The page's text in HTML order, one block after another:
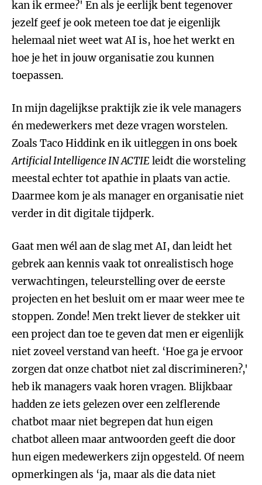
kan ik ermee?' En als je eerlijk bent tegenover
jezelf geef je ook meteen toe dat je eigenlijk
helemaal niet weet wat AI is, hoe het werkt en
hoe je het in jouw organisatie zou kunnen
toepassen.
In mijn dagelijkse praktijk zie ik vele managers
én medewerkers met deze vragen worstelen.
Zoals Taco Hiddink en ik uitleggen in ons boek
Artificial Intelligence IN ACTIE leidt die worsteling
meestal echter tot apathie in plaats van actie.
Daarmee kom je als manager en organisatie niet
verder in dit digitale tijdperk.
Gaat men wél aan de slag met AI, dan leidt het
gebrek aan kennis vaak tot onrealistisch hoge
verwachtingen, teleurstelling over de eerste
projecten en het besluit om er maar weer mee te
stoppen. Zonde! Men trekt liever de stekker uit
een project dan toe te geven dat men er eigenlijk
niet zoveel verstand van heeft. ‘Hoe ga je ervoor
zorgen dat onze chatbot niet zal discrimineren?,'
heb ik managers vaak horen vragen. Blijkbaar
hadden ze iets gelezen over een zelflerende
chatbot maar niet begrepen dat hun eigen
chatbot alleen maar antwoorden geeft die door
hun eigen medewerkers zijn opgesteld. Of neem
opmerkingen als ‘ja, maar als die data niet